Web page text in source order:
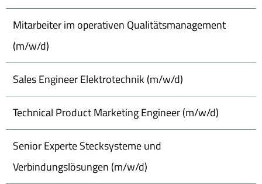
Mitarbeiter im operativen Qualitätsmanagement
(m/w/d)
Sales Engineer Elektrotechnik (m/w/d)
Technical Product Marketing Engineer (m/w/d)
Senior Experte Stecksysteme und
Verbindungslösungen (m/w/d)